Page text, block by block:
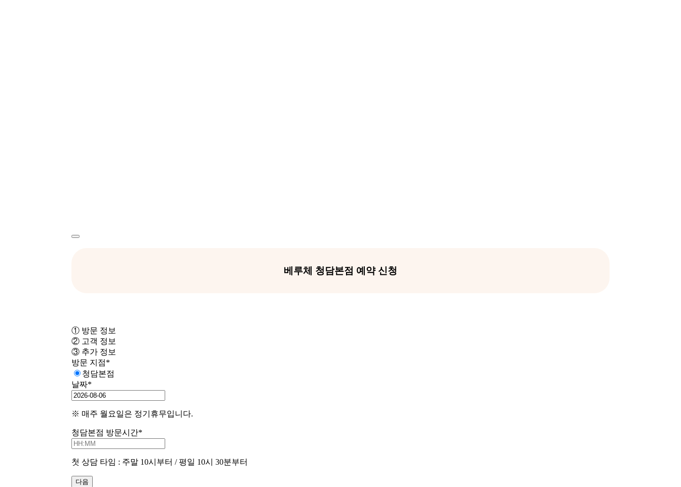
베루체 청담본점 예약 신청
① 방문 정보
② 고객 정보
③ 추가 정보
방문 지점*
청담본점
날짜*
※ 매주 월요일은 정기휴무입니다.
청담본점 방문시간*
첫 상담 타임 : 주말 10시부터 / 평일 10시 30분부터
다음